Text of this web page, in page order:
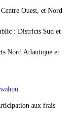
Ouest, et Nord
: Districts Sud et
Nord Atlantique et
aux frais